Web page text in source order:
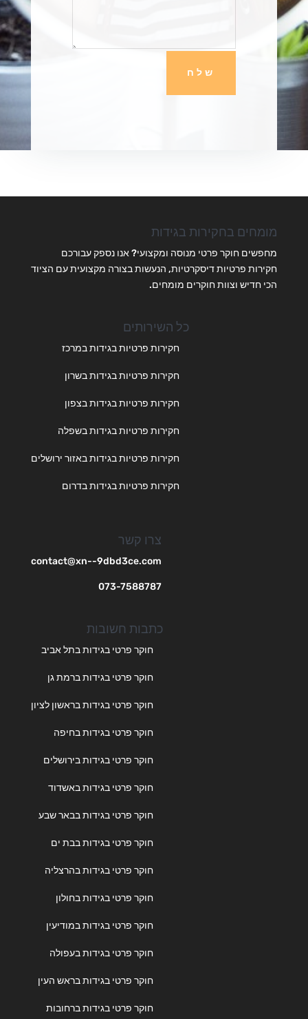
שלח
מומחים בחקירות בגידות
מחפשים חוקר פרטי מנוסה ומקצועי? אנו נספק עבורכם
חקירות פרטיות דיסקרטיות, הנעשות בצורה מקצועית עם הציוד
הכי חדיש וצוות חוקרים מומחים.
כל השירותים
חקירות פרטיות בגידות במרכז
חקירות פרטיות בגידות בשרון
חקירות פרטיות בגידות בצפון
חקירות פרטיות בגידות בשפלה
חקירות פרטיות בגידות באזור ירושלים
חקירות פרטיות בגידות בדרום
צרו קשר
contact@xn--9dbd3ce.com
073-7588787
כתבות חשובות
חוקר פרטי בגידות בתל אביב
חוקר פרטי בגידות ברמת גן
חוקר פרטי בגידות בראשון לציון
חוקר פרטי בגידות בחיפה
חוקר פרטי בגידות בירושלים
חוקר פרטי בגידות באשדוד
חוקר פרטי בגידות בבאר שבע
חוקר פרטי בגידות בבת ים
חוקר פרטי בגידות בהרצליה
חוקר פרטי בגידות בחולון
חוקר פרטי בגידות במודיעין
חוקר פרטי בגידות בעפולה
חוקר פרטי בגידות בראש העין
חוקר פרטי בגידות ברחובות